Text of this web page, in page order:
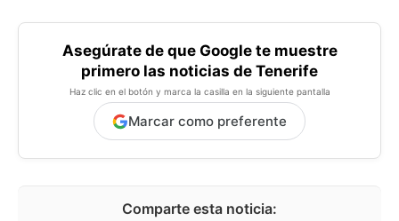
Asegúrate de que Google te muestre
primero las noticias de Tenerife
Haz clic en el botón y marca la casilla en la siguiente pantalla
Marcar como preferente
Comparte esta noticia: